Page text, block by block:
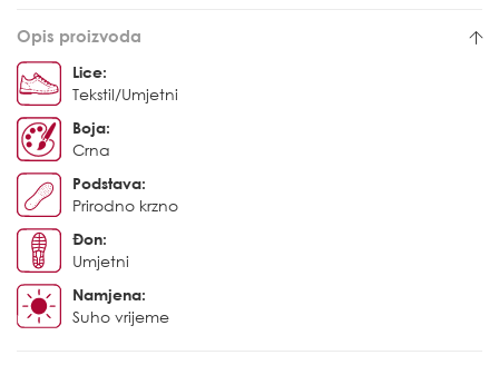
Opis proizvoda
Lice:
Tekstil/Umjetni
Boja:
Crna
Podstava:
Prirodno krzno
Đon:
Umjetni
Namjena:
Suho vrijeme